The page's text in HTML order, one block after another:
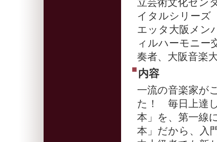
立芸術文化セン
イタルシリーズ
エッタ大阪メン
ィルハーモニー
奏者、大阪音楽
内容
一流の音楽家が
た！ 毎日上達
本」を、第一線
本」だから、入